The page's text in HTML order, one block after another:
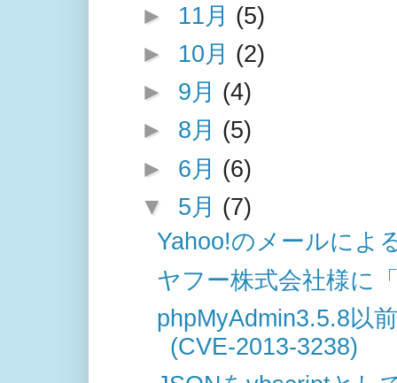
► 11月 (5)
► 10月 (2)
► 9月 (4)
► 8月 (5)
► 6月 (6)
▼ 5月 (7)
Yahoo!のメールによ
ヤフー株式会社様に
phpMyAdmin3.5.8以
(CVE-2013-3238)